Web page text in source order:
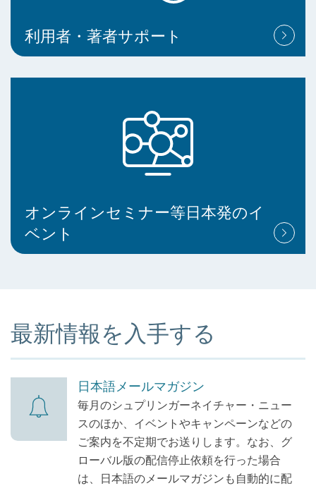
利用者・著者サポート
オンラインセミナー等日本発のイ
ベント
最新情報を入手する
日本語メールマガジン
毎月のシュプリンガーネイチャー・ニュー
スのほか、イベントやキャンペーンなどの
ご案内を不定期でお送りします。なお、グ
ローバル版の配信停止依頼を行った場合
は、日本語のメールマガジンも自動的に配